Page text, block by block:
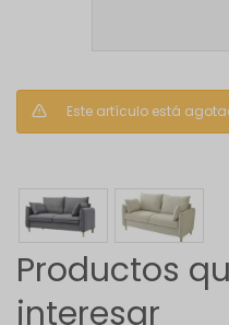
Este artículo está
Productos
interesar